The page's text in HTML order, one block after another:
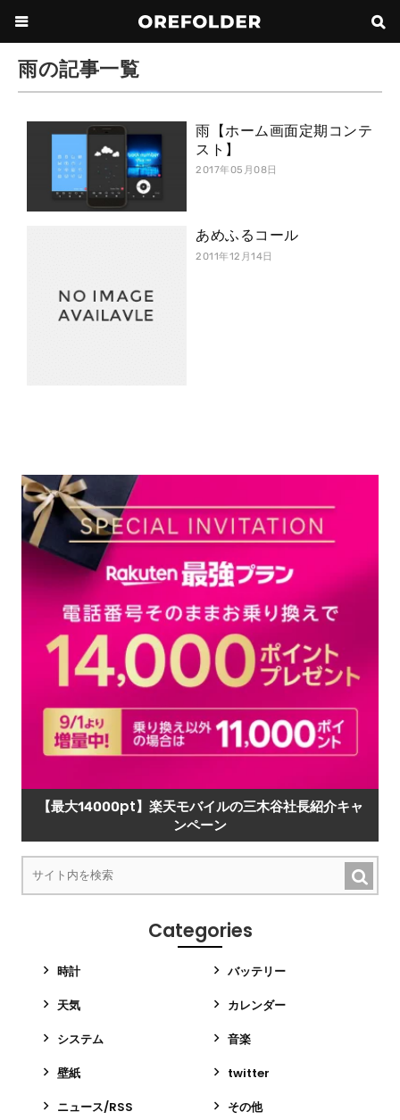
雨の記事一覧
雨【ホーム画面定期コンテ
スト】
2017年05月08日
あめふるコール
2011年12月14日
【最大14000pt】楽天モバイルの三木谷社長紹介キャ
ンペーン
Categories
時計
バッテリー
天気
カレンダー
システム
音楽
壁紙
twitter
ニュース/RSS
その他